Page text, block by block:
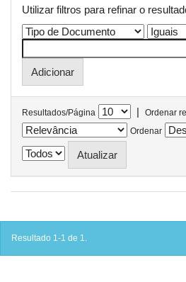
Utilizar filtros para refinar o
Resultados/Página |
Ordenar
Ordenar
Resultado 1-1 de 1.